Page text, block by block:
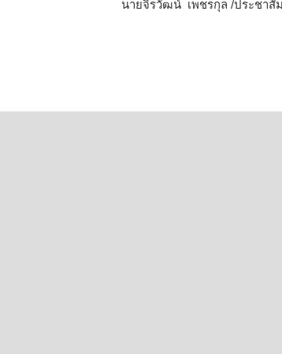
นายจิรวัฒน์ เพชรกุล /ประชาสั